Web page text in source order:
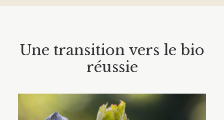
Une transition vers le bio
réussie